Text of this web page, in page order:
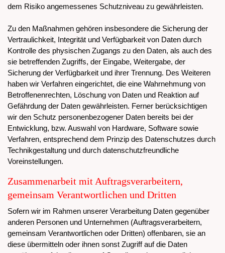
dem Risiko angemessenes Schutzniveau zu gewährleisten.
Zu den Maßnahmen gehören insbesondere die Sicherung der
Vertraulichkeit, Integrität und Verfügbarkeit von Daten durch
Kontrolle des physischen Zugangs zu den Daten, als auch des
sie betreffenden Zugriffs, der Eingabe, Weitergabe, der
Sicherung der Verfügbarkeit und ihrer Trennung. Des Weiteren
haben wir Verfahren eingerichtet, die eine Wahrnehmung von
Betroffenenrechten, Löschung von Daten und Reaktion auf
Gefährdung der Daten gewährleisten. Ferner berücksichtigen
wir den Schutz personenbezogener Daten bereits bei der
Entwicklung, bzw. Auswahl von Hardware, Software sowie
Verfahren, entsprechend dem Prinzip des Datenschutzes durch
Technikgestaltung und durch datenschutzfreundliche
Voreinstellungen.
Zusammenarbeit mit Auftragsverarbeitern,
gemeinsam Verantwortlichen und Dritten
Sofern wir im Rahmen unserer Verarbeitung Daten gegenüber
anderen Personen und Unternehmen (Auftragsverarbeitern,
gemeinsam Verantwortlichen oder Dritten) offenbaren, sie an
diese übermitteln oder ihnen sonst Zugriff auf die Daten